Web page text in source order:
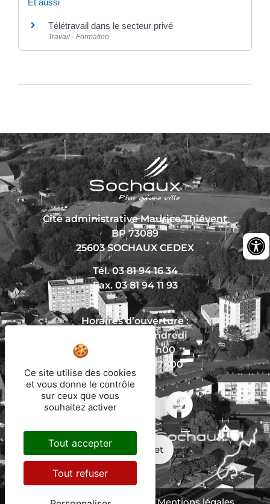
Télétravail dans le secteur privé
Travail - Formation
Cité administrative Maurice Thiévent
BP 73089
25603 SOCHAUX CEDEX
Tél. 03 81 94 16 34
Fax. 03 81 94 11 93
Horaires d’ouverture :
Du lundi au vendredi
De 8h30 à 12h00
Et de 13h30 à 17h00
Nous écrire
Mon trajet
Ce site utilise des cookies
et vous donne le contrôle
sur ceux que vous
souhaitez activer
Tout accepter
Tout refuser